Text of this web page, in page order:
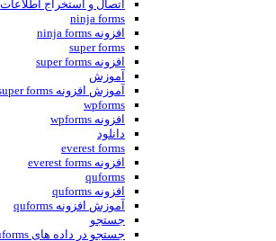
اتصال و استخراج اطلاعات از gravity forms
ninja forms
افزونه ninja forms
super forms
افزونه super forms
آموزش
آموزش افزونه super forms
wpforms
افزونه wpforms
دانلود
everest forms
افزونه everest forms
quforms
افزونه quforms
آموزش افزونه quforms
جستجو
جستجو در داده های quforms